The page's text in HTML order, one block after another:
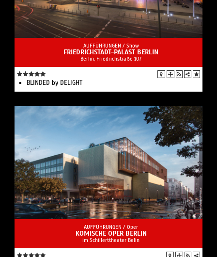
AUFFÜHRUNGEN / Show
FRIEDRICHSTADT-PALAST BERLIN
Berlin, Friedrichstraße 107
BLINDED by DELIGHT
AUFFÜHRUNGEN / Oper
KOMISCHE OPER BERLIN
im Schillerttheater Belin